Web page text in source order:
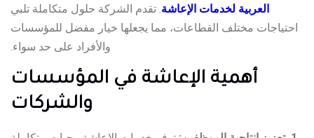
العربية لخدمات الإعاشة . تقدم الشركة حلول متكاملة تلبي
احتياجات مختلف القطاعات، مما يجعلها خيار مفضل للمؤسسات
والأفراد على حد سواء.
أهمية الإعاشة في المؤسسات
والشركات